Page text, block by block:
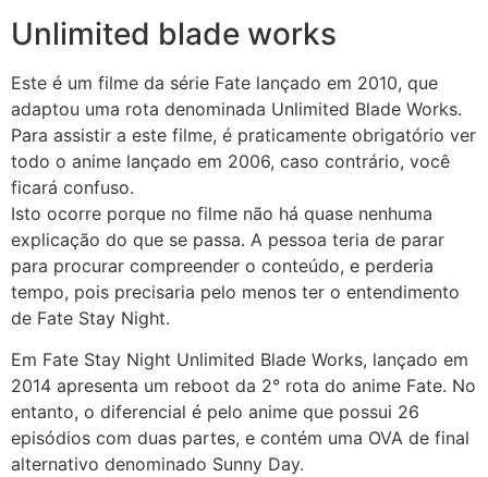
Unlimited blade works
Este é um filme da série Fate lançado em 2010, que
adaptou uma rota denominada Unlimited Blade Works.
Para assistir a este filme, é praticamente obrigatório ver
todo o anime lançado em 2006, caso contrário, você
ficará confuso.
Isto ocorre porque no filme não há quase nenhuma
explicação do que se passa. A pessoa teria de parar
para procurar compreender o conteúdo, e perderia
tempo, pois precisaria pelo menos ter o entendimento
de Fate Stay Night.
Em Fate Stay Night Unlimited Blade Works, lançado em
2014 apresenta um reboot da 2° rota do anime Fate. No
entanto, o diferencial é pelo anime que possui 26
episódios com duas partes, e contém uma OVA de final
alternativo denominado Sunny Day.